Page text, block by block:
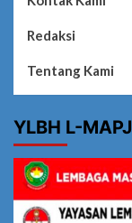
Redaksi
Tentang Kami
YLBH L-MAPJ